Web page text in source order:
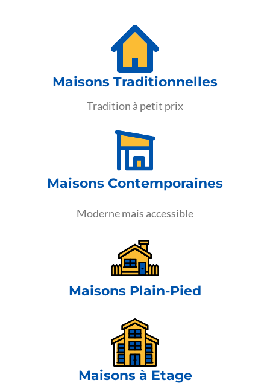
Maisons Traditionnelles
Tradition à petit prix
Maisons Contemporaines
Moderne mais accessible
Maisons Plain-Pied
Maisons à Etage